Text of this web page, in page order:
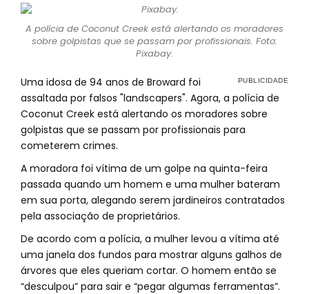
A polícia de Coconut Creek está alertando os moradores
sobre golpistas que se passam por profissionais. Foto:
Pixabay.
Uma idosa de 94 anos de Broward foi
assaltada por falsos "landscapers". Agora, a polícia de
Coconut Creek está alertando os moradores sobre
golpistas que se passam por profissionais para
cometerem crimes.
A moradora foi vítima de um golpe na quinta-feira
passada quando um homem e uma mulher bateram
em sua porta, alegando serem jardineiros contratados
pela associação de proprietários.
De acordo com a polícia, a mulher levou a vítima até
uma janela dos fundos para mostrar alguns galhos de
árvores que eles queriam cortar. O homem então se
“desculpou” para sair e “pegar algumas ferramentas”.